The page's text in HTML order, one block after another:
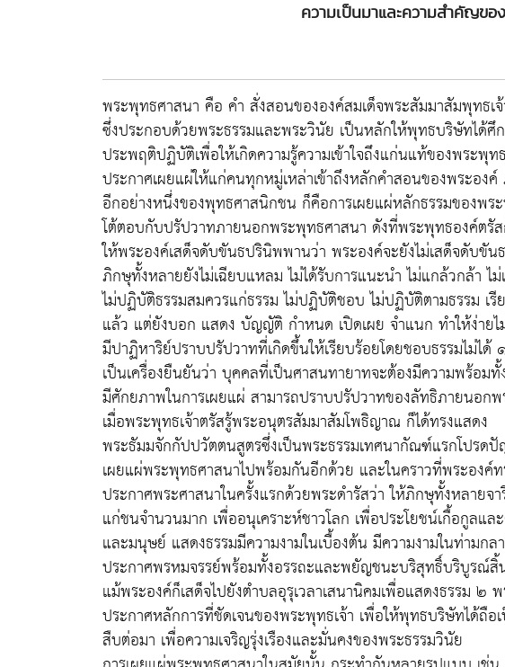
ความเป็นมาและความสำคัญข
พระพุทธศาสนา คือ คำ สั่งสอนขององค์สมเด็จพระสัมมาสัมพุทธเ
ซึ่งประกอบด้วยพระธรรมและพระวินัย เป็นหลักให้พุทธบริษัทได้ศึก
ประพฤติปฏิบัติเพื่อให้เกิดความรู้ความเข้าใจถึงแก่นแท้ของพระพุ
ประกาศเผยแผ่ให้แก่คนทุกหมู่เหล่าเข้าถึงหลักคำสอนของพระอง
อีกอย่างหนึ่งของพุทธศาสนิกชน ก็คือการเผยแผ่หลักธรรมของพร
โต้ตอบกับปรัปวาทภายนอกพระพุทธศาสนา ดังที่พระพุทธองค์ตรั
ให้พระองค์เสด็จดับขันธปรินิพพานว่า พระองค์จะยังไม่เสด็จดับขั
ภิกษุทั้งหลายยังไม่เฉียบแหลม ไม่ได้รับการแนะนำ ไม่แกล้วกล้า ไ
ไม่ปฏิบัติธรรมสมควรแก่ธรรม ไม่ปฏิบัติชอบ ไม่ปฏิบัติตามธรรม เ
แล้ว แต่ยังบอก แสดง บัญญัติ กำหนด เปิดเผย จำแนก ทำให้ง่ายไ
มีปาฏิหาริย์ปราบปรัปวาทที่เกิดขึ้นให้เรียบร้อยโดยชอบธรรมไม่ไ
เป็นเครื่องยืนยันว่า บุคคลที่เป็นศาสนทายาทจะต้องมีความพร้อม
มีศักยภาพในการเผยแผ่ สามารถปราบปรัปวาทของลัทธิภายนอก
เมื่อพระพุทธเจ้าตรัสรู้พระอนุตรสัมมาสัมโพธิญาณ ก็ได้ทรงแสดง
พระธัมมจักกัปปวัตตนสูตรซึ่งเป็นพระธรรมเทศนากัณฑ์แรกโปรด
เผยแผ่พระพุทธศาสนาไปพร้อมกันอีกด้วย และในคราวที่พระองค์
ประกาศพระศาสนาในครั้งแรกด้วยพระดำรัสว่า ให้ภิกษุทั้งหลายจ
แก่ชนจำนวนมาก เพื่ออนุเคราะห์ชาวโลก เพื่อประโยชน์เกื้อกูลแ
และมนุษย์ แสดงธรรมมีความงามในเบื้องต้น มีความงามในท่ามก
ประกาศพรหมจรรย์พร้อมทั้งอรรถะและพยัญชนะบริสุทธิ์บริบูรณ์สิ้
แม้พระองค์ก็เสด็จไปยังตำบลอุรุเวลาเสนานิคมเพื่อแสดงธรรม ๒
ประกาศหลักการที่ชัดเจนของพระพุทธเจ้า เพื่อให้พุทธบริษัทได้ถื
สืบต่อมา เพื่อความเจริญรุ่งเรืองและมั่นคงของพระธรรมวินัย